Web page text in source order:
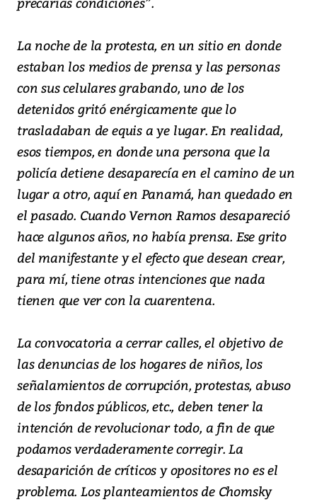
La noche de la protesta, en un sitio en donde
estaban los medios de prensa y las personas
con sus celulares grabando, uno de los
detenidos gritó enérgicamente que lo
trasladaban de equis a ye lugar. En realidad,
esos tiempos, en donde una persona que la
policía detiene desaparecía en el camino de un
lugar a otro, aquí en Panamá, han quedado en
el pasado. Cuando Vernon Ramos desapareció
hace algunos años, no había prensa. Ese grito
del manifestante y el efecto que desean crear,
para mí, tiene otras intenciones que nada
tienen que ver con la cuarentena.
La convocatoria a cerrar calles, el objetivo de
las denuncias de los hogares de niños, los
señalamientos de corrupción, protestas, abuso
de los fondos públicos, etc., deben tener la
intención de revolucionar todo, a fin de que
podamos verdaderamente corregir. La
desaparición de críticos y opositores no es el
problema. Los planteamientos de Chomsky